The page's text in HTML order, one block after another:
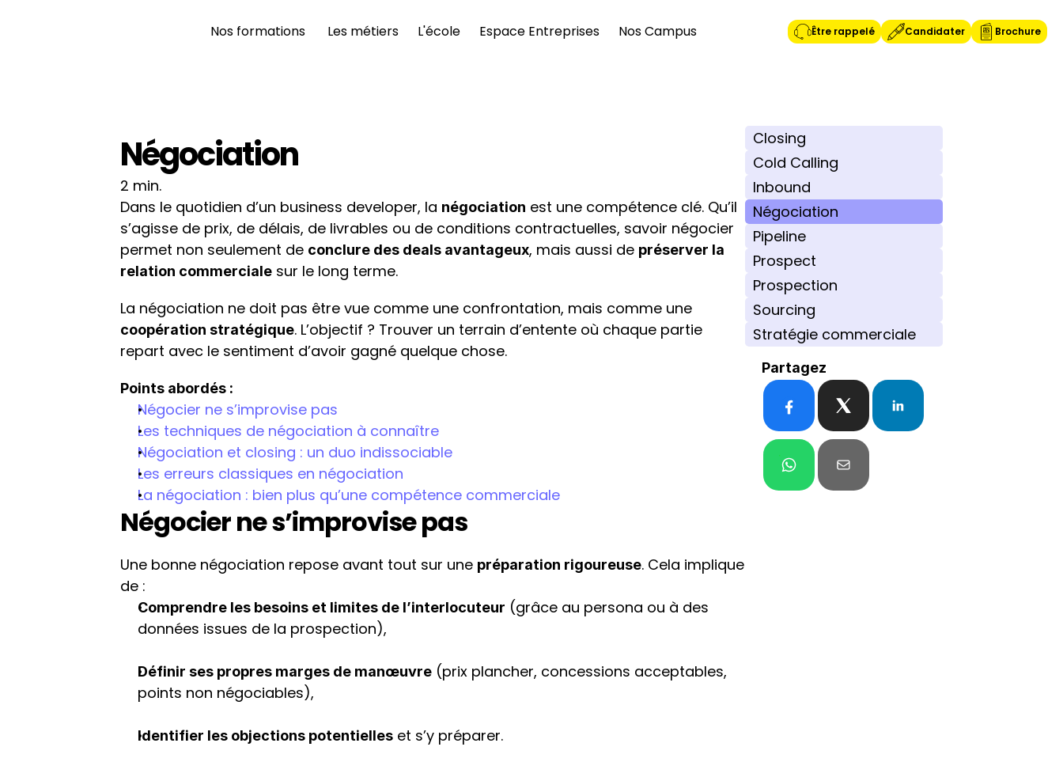
Nos formations Les métiers L'école Espace Entreprises Nos Campus Être rappelé Candidater Brochure
Négociation
2 min.
Dans le quotidien d’un business developer, la négociation est une compétence clé. Qu’il
s’agisse de prix, de délais, de livrables ou de conditions contractuelles, savoir négocier
permet non seulement de conclure des deals avantageux, mais aussi de préserver la
relation commerciale sur le long terme.
coopération stratégique. L’objectif ? Trouver un terrain d’entente où chaque partie
repart avec le sentiment d’avoir gagné quelque chose.
Points abordés :
Négocier ne s’improvise pas
Les techniques de négociation à connaître
Négociation et closing : un duo indissociable
Les erreurs classiques en négociation
La négociation : bien plus qu’une compétence commerciale
Négocier ne s’improvise pas
Une bonne négociation repose avant tout sur une préparation rigoureuse. Cela implique
de :
Comprendre les besoins et limites de l’interlocuteur (grâce au persona ou à des
données issues de la prospection),
Définir ses propres marges de manœuvre (prix plancher, concessions acceptables,
points non négociables),
Identifier les objections potentielles et s’y préparer.
Closing
Cold Calling
Inbound
Négociation
Pipeline
Prospect
Prospection
Sourcing
Stratégie commerciale
Partagez